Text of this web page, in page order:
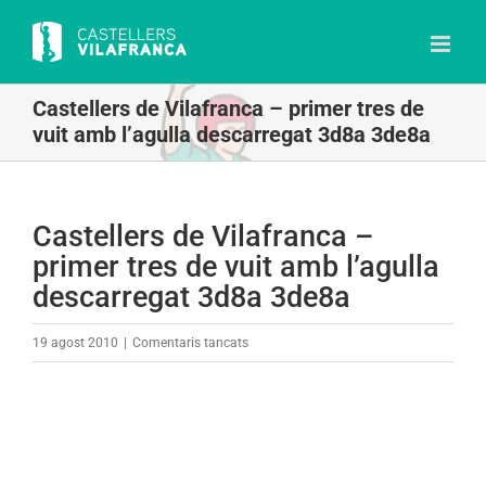
content
Castellers de Vilafranca – primer tres de
vuit amb l’agulla descarregat 3d8a 3de8a
Castellers de Vilafranca –
primer tres de vuit amb l’agulla
descarregat 3d8a 3de8a
19 agost 2010 Comentaris tancatsa